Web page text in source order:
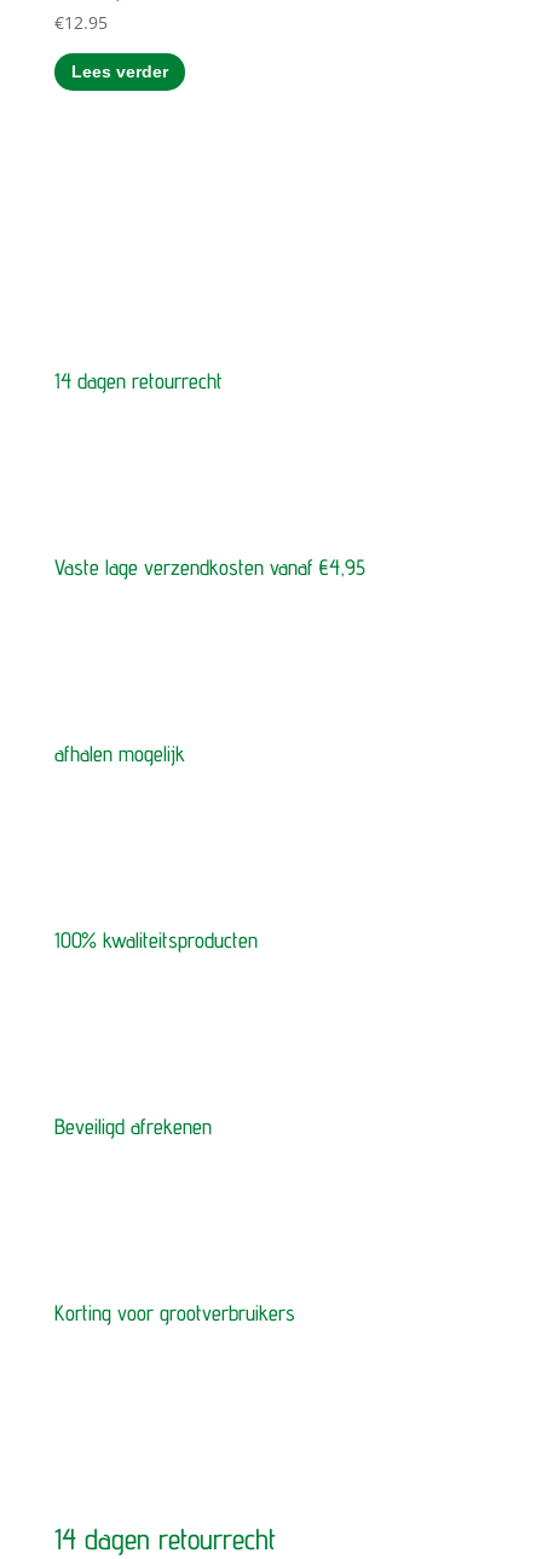
€12.95
Lees verder
14 dagen retourrecht
Vaste lage verzendkosten vanaf €4,95
afhalen mogelijk
100% kwaliteitsproducten
Beveiligd afrekenen
Korting voor grootverbruikers
14 dagen retourrecht